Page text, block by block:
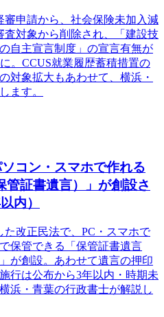
審申請から、社会保険未加入減
査対象から削除され、「建設技
自主宣言制度」の宣言有無が
。CCUS就業履歴蓄積措置の
対象拡大もあわせて、横浜・
ます。
コン・スマホで作れる
管証書遺言）」が創設さ
内）
た改正民法で、PC・スマホで
保管できる「保管証書遺言
が創設。あわせて遺言の押印
行は公布から3年以内・時期未
浜・青葉の行政書士が解説し